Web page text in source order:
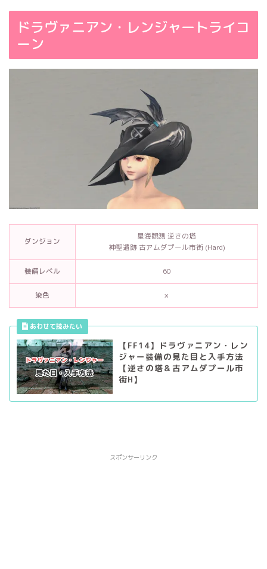
ドラヴァニアン・レンジャートライコ
ーン
ダンジョン
星海観測 逆さの塔
神聖遺跡 古アムダプール市街 (Hard)
装備レベル 60
染色 ×
【FF14】ドラヴァニアン・レン
ジャー装備の見た目と入手方法
【逆さの塔＆古アムダプール市
街H】
スポンサーリンク